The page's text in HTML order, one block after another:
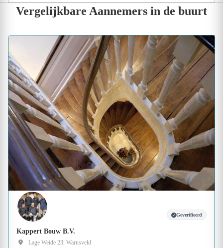
Vergelijkbare Aannemers in de buurt
Geverifieerd
Kappert Bouw B.V.
Lage Weide 23, Warnsveld